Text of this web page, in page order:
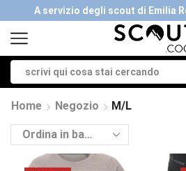
Home Negozio M/L